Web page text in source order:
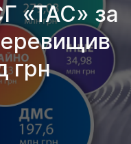
«ТАС» за
грн